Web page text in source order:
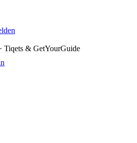
Tiqets & GetYourGuide